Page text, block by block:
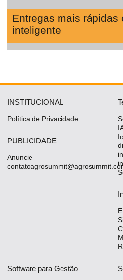
Entregas mais rápidas
inteligente
INSTITUCIONAL
Política de Privacidade
PUBLICIDADE
Anuncie
Software para Gestão